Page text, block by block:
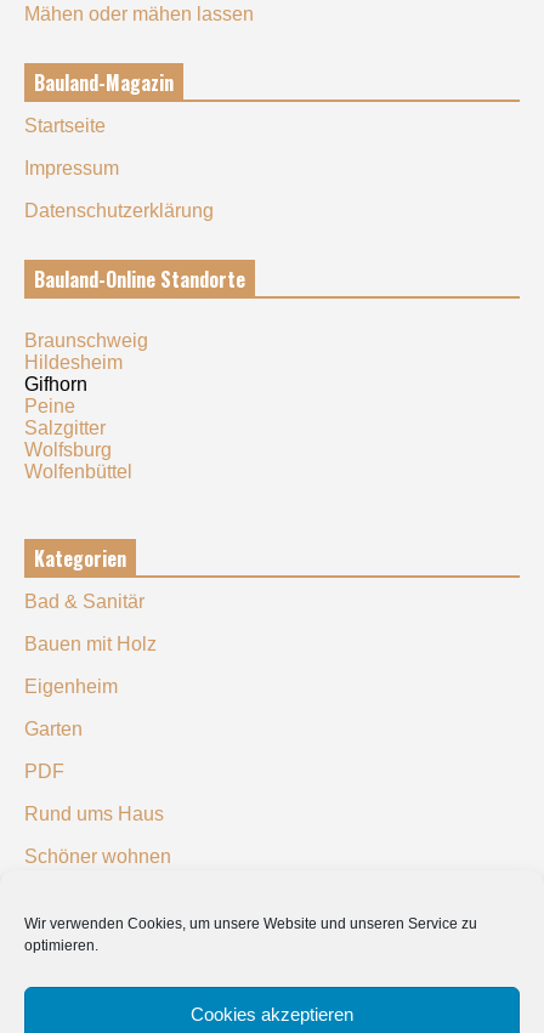
Wir verwenden Cookies, um unsere Website und unseren Service zu
optimieren.
Cookies akzeptieren
Mähen oder mähen lassen
Bauland-Magazin
Startseite
Impressum
Datenschutzerklärung
Bauland-Online Standorte
Braunschweig
Hildesheim
Gifhorn
Peine
Salzgitter
Wolfsburg
Wolfenbüttel
Kategorien
Bad & Sanitär
Bauen mit Holz
Eigenheim
Garten
PDF
Rund ums Haus
Schöner wohnen